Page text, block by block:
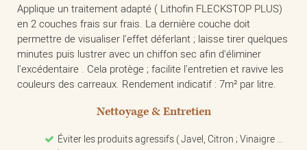
Applique un traitement adapté ( Lithofin FLECKSTOP PLUS)
en 2 couches frais sur frais. La dernière couche doit
permettre de visualiser l'effet déferlant ; laisse tirer quelques
minutes puis lustrer avec un chiffon sec afin d'éliminer
l'excédentaire . Cela protège ; facilite l'entretien et ravive les
couleurs des carreaux. Rendement indicatif : 7m² par litre.
Nettoyage & Entretien
Éviter les produits agressifs ( Javel, Citron ; Vinaigre ...